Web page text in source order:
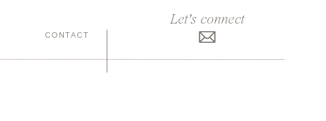
Let's connect
CONTACT